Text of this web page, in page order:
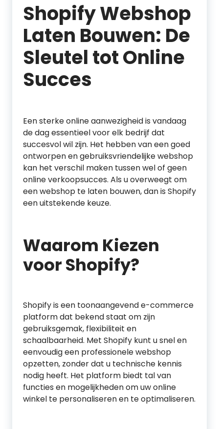
Shopify Webshop
Laten Bouwen: De
Sleutel tot Online
Succes
Een sterke online aanwezigheid is vandaag
de dag essentieel voor elk bedrijf dat
succesvol wil zijn. Het hebben van een goed
ontworpen en gebruiksvriendelijke webshop
kan het verschil maken tussen wel of geen
online verkoopsucces. Als u overweegt om
een webshop te laten bouwen, dan is Shopify
een uitstekende keuze.
Waarom Kiezen
voor Shopify?
Shopify is een toonaangevend e-commerce
platform dat bekend staat om zijn
gebruiksgemak, flexibiliteit en
schaalbaarheid. Met Shopify kunt u snel en
eenvoudig een professionele webshop
opzetten, zonder dat u technische kennis
nodig heeft. Het platform biedt tal van
functies en mogelijkheden om uw online
winkel te personaliseren en te optimaliseren.